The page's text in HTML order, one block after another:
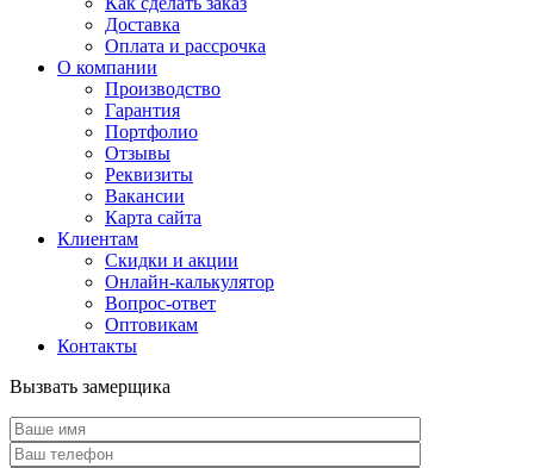
Доставка
Оплата и рассрочка
О компании
Производство
Гарантия
Портфолио
Отзывы
Реквизиты
Вакансии
Карта сайта
Клиентам
Скидки и акции
Онлайн-калькулятор
Вопрос-ответ
Оптовикам
Контакты
Вызвать замерщика